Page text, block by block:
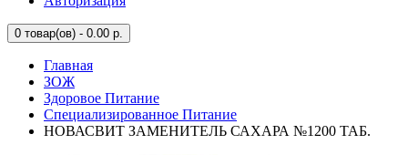
0 товар(ов) - 0.00 р.
Главная
ЗОЖ
Здоровое Питание
Специализированное Питание
НОВАСВИТ ЗАМЕНИТЕЛЬ САХАРА №1200 ТАБ.